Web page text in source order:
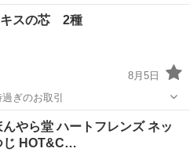
まだご使用頂ける商品だと思いま
願い致します。 岡山市北区
その他
キスの芯 2種
8月5日
ぎのお取引
その他 ホッチキス
んやら堂 ハートフレンズ ネッ
じ HOT&C…